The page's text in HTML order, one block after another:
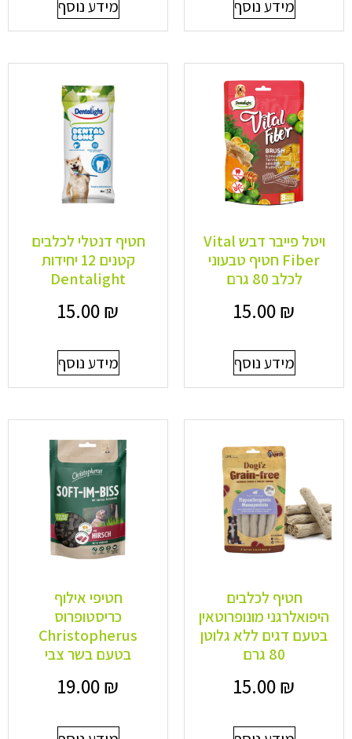
מידע נוסף מידע נוסף
ויטל פייבר דבש Vital
Fiber חטיף טבעוני
לכלב 80 גרם
15.00₪
מידע נוסף
חטיף דנטלי לכלבים
קטנים 12 יחידות
Dentalight
15.00₪
מידע נוסף
חטיף לכלבים
היפואלרגני מונופרוטאין
בטעם דגים ללא גלוטן
80 גרם
15.00₪
חטיפי אילוף
כריסטופרוס
Christopherus
בטעם בשר צבי
19.00₪